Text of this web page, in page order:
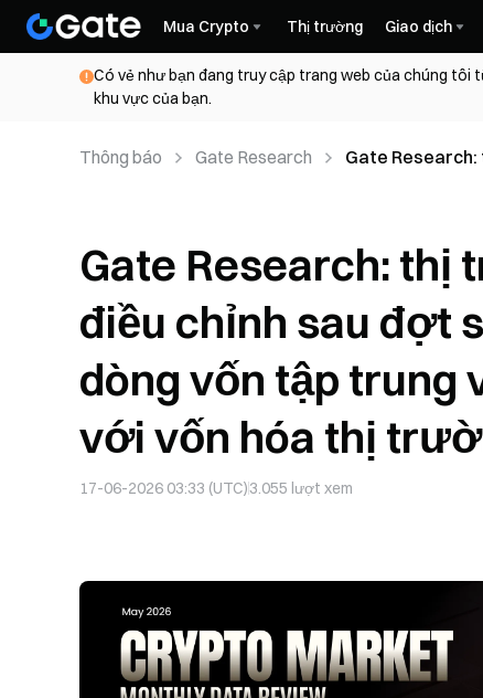
Mua Crypto Thị trường Giao dịch
Có vẻ như bạn đang truy cập trang web của chúng tôi
khu vực của bạn.
Thông báo Gate Research
Gate Research:
Gate Research: thị
điều chỉnh sau đợt
dòng vốn tập trung
với vốn hóa thị
17-06-2026 03:33 (UTC)3.055 lượt xem